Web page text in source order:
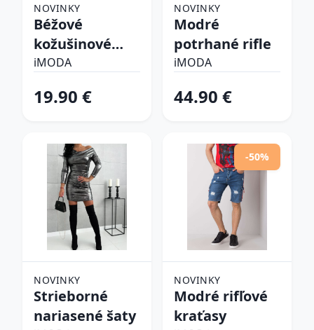
NOVINKY
Béžové
kožušinové
šlapky
iMODA
19.90 €
NOVINKY
Modré
potrhané rifle
iMODA
44.90 €
NOVINKY
Strieborné
nariasené šaty
-50%
NOVINKY
Modré rifľové
kraťasy